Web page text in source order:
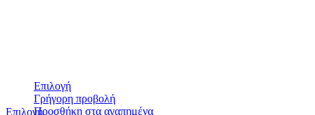
Επιλογή
Γρήγορη προβολή
Προσθήκη στα αγαπημένα
Επιλογή